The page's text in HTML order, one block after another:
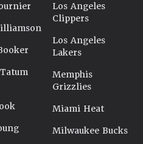
Los Angeles
Clippers
Los Angeles
Lakers
Memphis
Grizzlies
Miami Heat
Milwaukee Bucks